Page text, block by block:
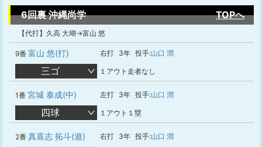
6回裏 沖縄尚学 TOPへ
【代打】久高 大瑚→富山 悠
9番 富山 悠(打) 右打 3年 投手:山口 潤
三ゴ １アウト走者なし
1番 宮城 泰成(中) 左打 3年 投手:山口 潤
四球 １アウト１塁
2番 真喜志 拓斗(遊) 右打 3年 投手:山口 潤